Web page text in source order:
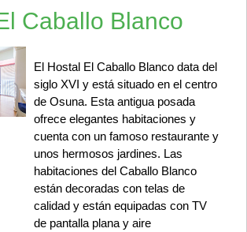
Caballo Blanco
El Hostal El Caballo Blanco data del
siglo XVI y está situado en el centro
de Osuna. Esta antigua posada
ofrece elegantes habitaciones y
cuenta con un famoso restaurante y
unos hermosos jardines. Las
habitaciones del Caballo Blanco
están decoradas con telas de
calidad y están equipadas con TV
de pantalla plana y aire